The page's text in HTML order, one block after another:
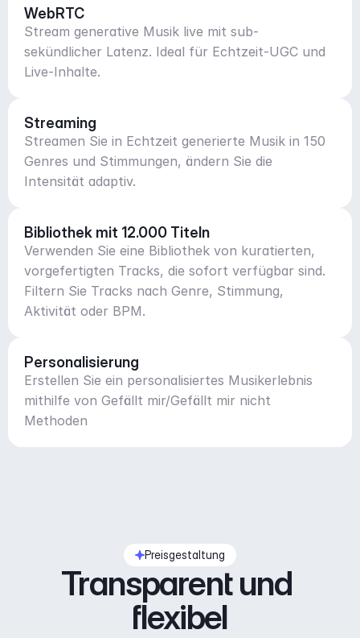
WebRTC
Stream generative Musik live mit sub-
sekündlicher Latenz. Ideal für Echtzeit-UGC und
Live-Inhalte.
Streaming
Streamen Sie in Echtzeit generierte Musik in 150
Genres und Stimmungen, ändern Sie die
Intensität adaptiv.
Bibliothek mit 12.000 Titeln
Verwenden Sie eine Bibliothek von kuratierten,
vorgefertigten Tracks, die sofort verfügbar sind.
Filtern Sie Tracks nach Genre, Stimmung,
Aktivität oder BPM.
Personalisierung
Erstellen Sie ein personalisiertes Musikerlebnis
mithilfe von Gefällt mir/Gefällt mir nicht
Methoden
Preisgestaltung
Transparent und
flexibel